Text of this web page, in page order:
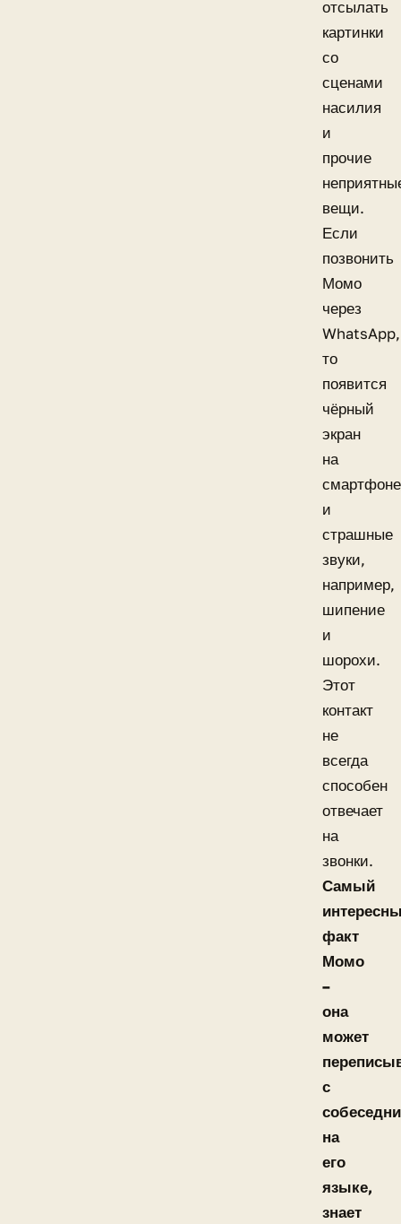
отсылать
картинки
со
сценами
насилия
и
прочие
вещи.
Если
позвонить
Момо
через
WhatsApp,
то
появится
чёрный
экран
на
смартфоне
и
страшные
звуки,
например,
шипение
и
шорохи.
Этот
контакт
не
всегда
способен
отвечает
на
звонки.
Самый
факт
Момо
–
она
может
с
на
его
языке,
знает